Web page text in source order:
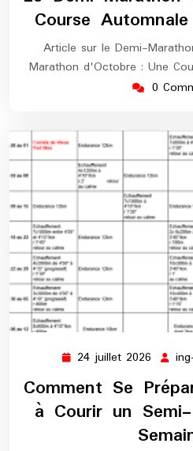
2026
Course
Article sur le Demi-
Marathon d'Octobre : Une
0
24 juillet 2026 24
juillet
2026
Comment Se
à Courir un